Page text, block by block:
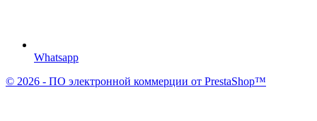
Whatsapp
© 2026 - ПО электронной коммерции от PrestaShop™